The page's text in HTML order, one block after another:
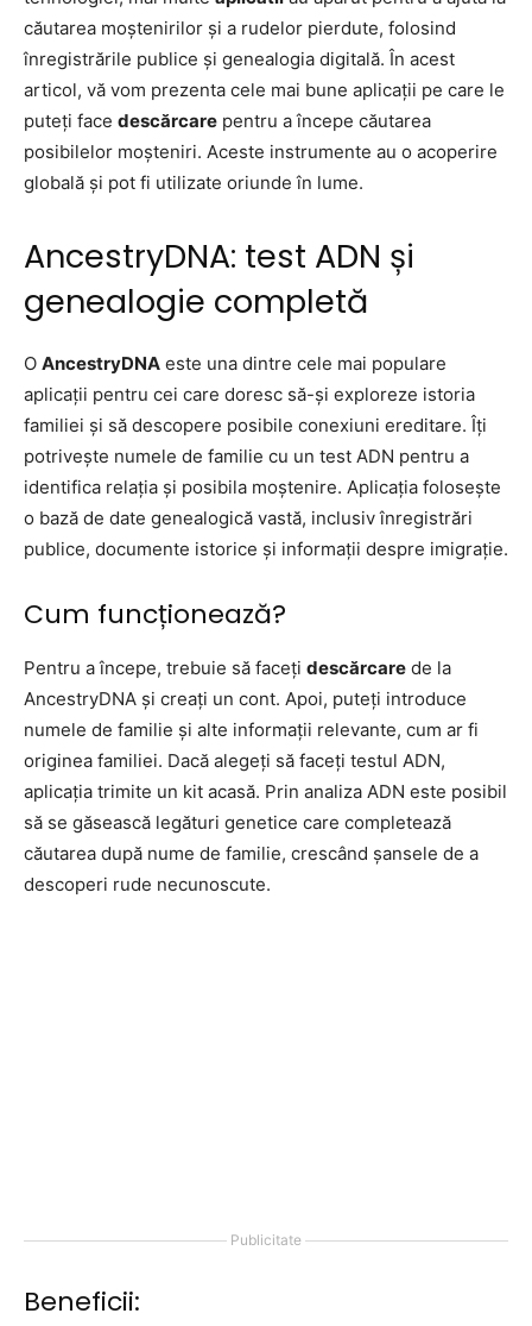
căutarea moștenirilor și a rudelor pierdute, folosind
înregistrările publice și genealogia digitală. În acest
articol, vă vom prezenta cele mai bune aplicații pe care le
puteți face descărcare pentru a începe căutarea
posibilelor moșteniri. Aceste instrumente au o acoperire
globală și pot fi utilizate oriunde în lume.
AncestryDNA: test ADN și
genealogie completă
O AncestryDNA este una dintre cele mai populare
aplicații pentru cei care doresc să-și exploreze istoria
familiei și să descopere posibile conexiuni ereditare. Îți
potrivește numele de familie cu un test ADN pentru a
identifica relația și posibila moștenire. Aplicația folosește
o bază de date genealogică vastă, inclusiv înregistrări
publice, documente istorice și informații despre imigrație.
Cum funcționează?
Pentru a începe, trebuie să faceți descărcare de la
AncestryDNA și creați un cont. Apoi, puteți introduce
numele de familie și alte informații relevante, cum ar fi
originea familiei. Dacă alegeți să faceți testul ADN,
aplicația trimite un kit acasă. Prin analiza ADN este posibil
să se găsească legături genetice care completează
căutarea după nume de familie, crescând șansele de a
descoperi rude necunoscute.
Publicitate
Beneficii: